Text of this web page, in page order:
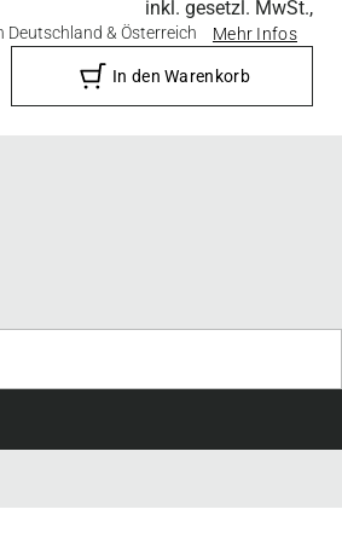
inkl. gesetzl. MwSt.,
Deutschland & Österreich Mehr Infos
In den Warenkorb